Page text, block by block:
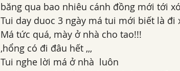
băng qua bao nhiêu cánh đồng mới tới
Tui day duoc 3 ngày má tui mới biết là
Má tức quá, mày ở nhà cho tao!!!
,hổng có đi đâu hết ,,,
Tui nghe lời má ở nhà  luôn